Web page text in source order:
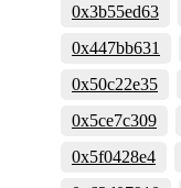
0x3b55ed63
0x447bb631
0x50c22e35
0x5ce7c309
0x5f0428e4